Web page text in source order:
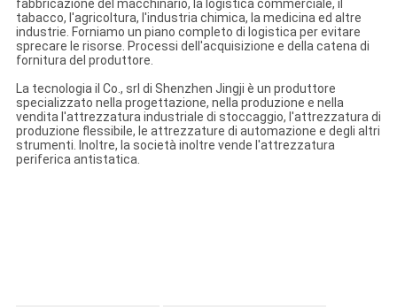
fabbricazione del macchinario, la logistica commerciale, il
tabacco, l'agricoltura, l'industria chimica, la medicina ed altre
industrie. Forniamo un piano completo di logistica per evitare
sprecare le risorse. Processi dell'acquisizione e della catena di
fornitura del produttore.
La tecnologia il Co., srl di Shenzhen Jingji è un produttore
specializzato nella progettazione, nella produzione e nella
vendita l'attrezzatura industriale di stoccaggio, l'attrezzatura di
produzione flessibile, le attrezzature di automazione e degli altri
strumenti. Inoltre, la società inoltre vende l'attrezzatura
periferica antistatica.